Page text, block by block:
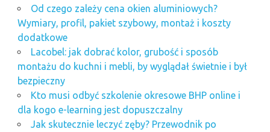
Od czego zależy cena okien aluminiowych?
Wymiary, profil, pakiet szybowy, montaż i koszty
dodatkowe
Lacobel: jak dobrać kolor, grubość i sposób
montażu do kuchni i mebli, by wyglądał świetnie i był
bezpieczny
Kto musi odbyć szkolenie okresowe BHP online i
dla kogo e-learning jest dopuszczalny
Jak skutecznie leczyć zęby? Przewodnik po